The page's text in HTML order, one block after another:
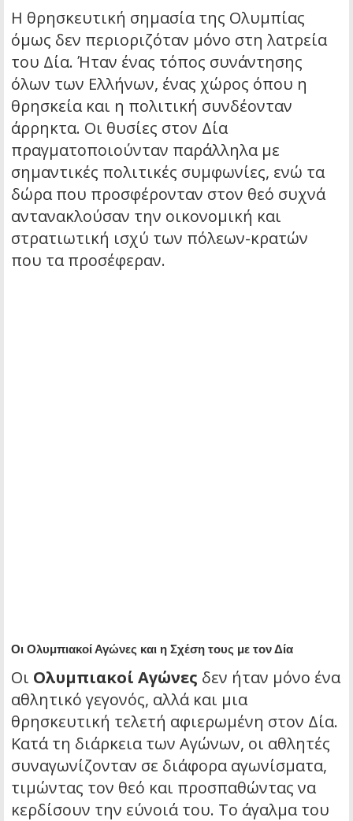
Η θρησκευτική σημασία της Ολυμπίας
όμως δεν περιοριζόταν μόνο στη λατρεία
του Δία. Ήταν ένας τόπος συνάντησης
όλων των Ελλήνων, ένας χώρος όπου η
θρησκεία και η πολιτική συνδέονταν
άρρηκτα. Οι θυσίες στον Δία
πραγματοποιούνταν παράλληλα με
σημαντικές πολιτικές συμφωνίες, ενώ τα
δώρα που προσφέρονταν στον θεό συχνά
αντανακλούσαν την οικονομική και
στρατιωτική ισχύ των πόλεων-κρατών
που τα προσέφεραν.
Οι Ολυμπιακοί Αγώνες και η Σχέση τους με τον Δία
Οι Ολυμπιακοί Αγώνες δεν ήταν μόνο ένα
αθλητικό γεγονός, αλλά και μια
θρησκευτική τελετή αφιερωμένη στον Δία.
Κατά τη διάρκεια των Αγώνων, οι αθλητές
συναγωνίζονταν σε διάφορα αγωνίσματα,
τιμώντας τον θεό και προσπαθώντας να
κερδίσουν την εύνοιά του. Το άγαλμα του